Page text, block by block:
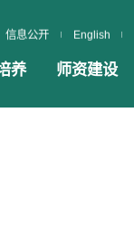
信息公开 English
养 师资建设